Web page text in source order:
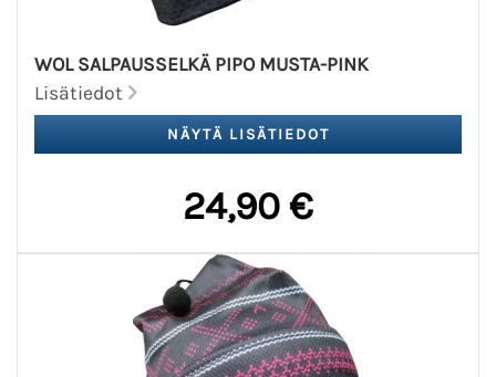
WOL SALPAUSSELKÄ PIPO MUSTA-PINK
Lisätiedot
24,90 €